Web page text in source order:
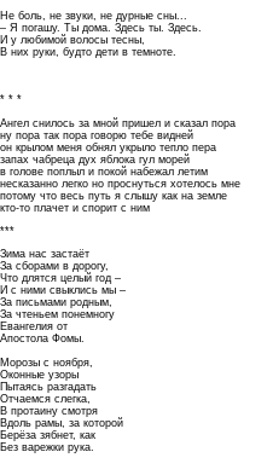
Не боль, не звуки, не дурные сны...
– Я погашу. Ты дома. Здесь ты. Здесь.
И у любимой волосы тесны,
В них руки, будто дети в темноте.
* * *
Ангел снилось за мной пришел и сказал пора
ну пора так пора говорю тебе видней
он крылом меня обнял укрыло тепло пера
запах чабреца дух яблока гул морей
в голове поплыл и покой набежал летим
несказанно легко но проснуться хотелось мне
потому что весь путь я слышу как на земле
кто-то плачет и спорит с ним
***
Зима нас застаёт
За сборами в дорогу,
Что длятся целый год –
И с ними свыклись мы –
За письмами родным,
За чтеньем понемногу
Евангелия от
Апостола Фомы.
Морозы с ноября,
Оконные узоры
Пытаясь разгадать
Отчаемся слегка,
В протаину смотря
Вдоль рамы, за которой
Берёза зябнет, как
Без варежки рука.